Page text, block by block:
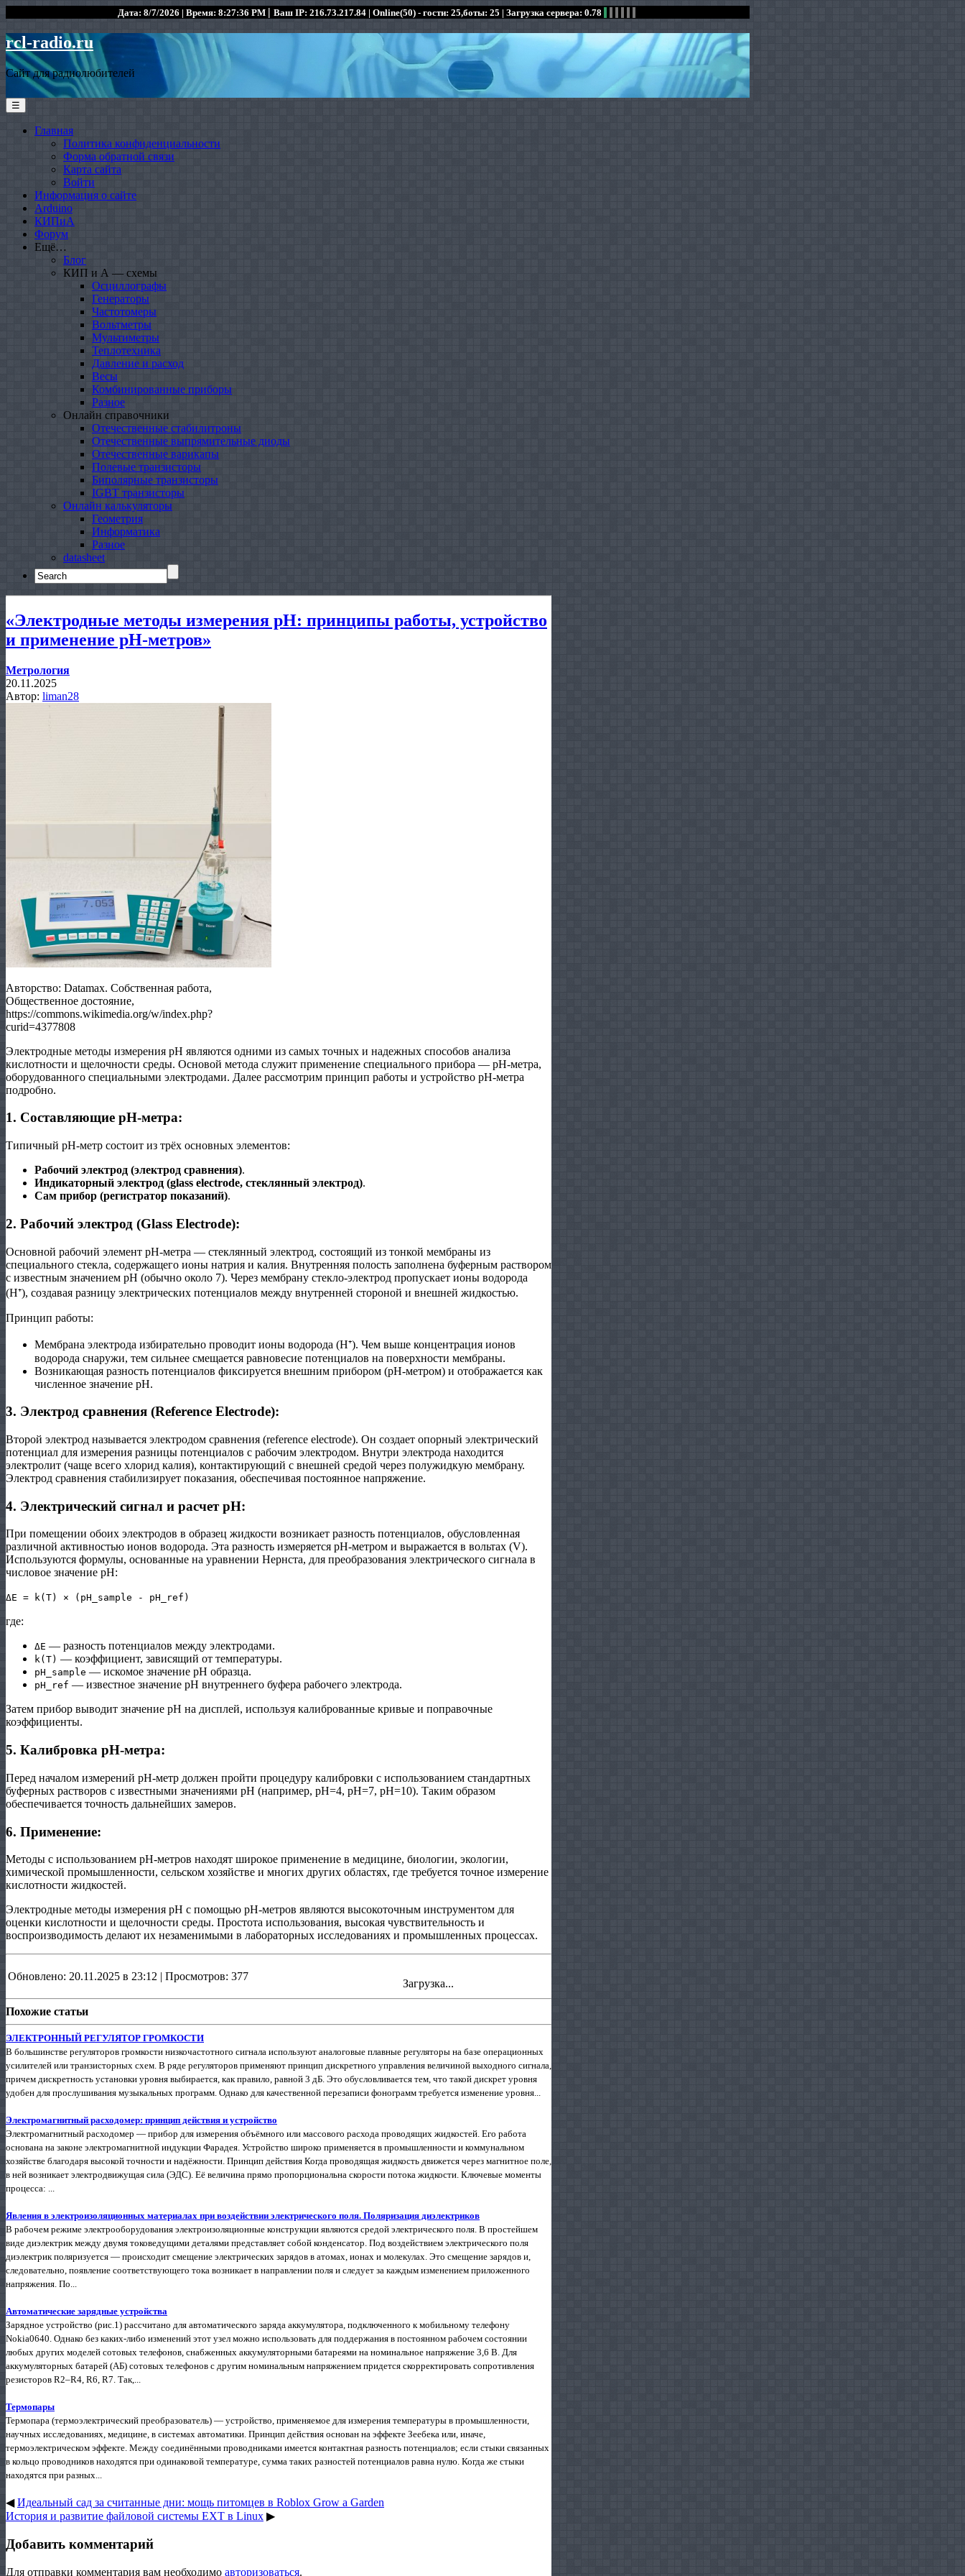
Дата: 8/7/2026 | Время: 8:27:36 PM | Ваш IP: 216.73.217.84 | Online(50) - гости: 25,боты: 25 | Загрузка сервера: 0.78
rcl-radio.ru
Сайт для радиолюбителей
☰
Главная
Политика конфиденциальности
Форма обратной связи
Карта сайта
Войти
Информация о сайте
Arduino
КИПиА
Форум
Ещё…
Блог
КИП и А — схемы
Осциллографы
Генераторы
Частотомеры
Вольтметры
Мультиметры
Теплотехника
Давление и расход
Весы
Комбинированные приборы
Разное
Онлайн справочники
Отечественные стабилитроны
Отечественные выпрямительные диоды
Отечественные варикапы
Полевые транзисторы
Биполярные транзисторы
IGBT транзисторы
Онлайн калькуляторы
Геометрия
Информатика
Разное
datasheet
Search
for:
«Электродные методы измерения pH: принципы работы, устройство
и применение pH-метров»
Метрология
20.11.2025
Автор: liman28
Авторство: Datamax. Собственная работа,
Общественное достояние,
https://commons.wikimedia.org/w/index.php?
curid=4377808
Электродные методы измерения pH являются одними из самых точных и надежных способов анализа
кислотности и щелочности среды. Основой метода служит применение специального прибора — pH-метра,
оборудованного специальными электродами. Далее рассмотрим принцип работы и устройство pH-метра
подробно.
1. Составляющие pH-метра:
Типичный pH-метр состоит из трёх основных элементов:
Рабочий электрод (электрод сравнения).
Индикаторный электрод (glass electrode, стеклянный электрод).
Сам прибор (регистратор показаний).
2. Рабочий электрод (Glass Electrode):
Основной рабочий элемент pH-метра — стеклянный электрод, состоящий из тонкой мембраны из
специального стекла, содержащего ионы натрия и калия. Внутренняя полость заполнена буферным раствором
с известным значением pH (обычно около 7). Через мембрану стекло-электрод пропускает ионы водорода
(H⁺), создавая разницу электрических потенциалов между внутренней стороной и внешней жидкостью.
Принцип работы:
Мембрана электрода избирательно проводит ионы водорода (H⁺). Чем выше концентрация ионов
водорода снаружи, тем сильнее смещается равновесие потенциалов на поверхности мембраны.
Возникающая разность потенциалов фиксируется внешним прибором (pH-метром) и отображается как
численное значение pH.
3. Электрод сравнения (Reference Electrode):
Второй электрод называется электродом сравнения (reference electrode). Он создает опорный электрический
потенциал для измерения разницы потенциалов с рабочим электродом. Внутри электрода находится
электролит (чаще всего хлорид калия), контактирующий с внешней средой через полужидкую мембрану.
Электрод сравнения стабилизирует показания, обеспечивая постоянное напряжение.
4. Электрический сигнал и расчет pH:
При помещении обоих электродов в образец жидкости возникает разность потенциалов, обусловленная
различной активностью ионов водорода. Эта разность измеряется pH-метром и выражается в вольтах (V).
Используются формулы, основанные на уравнении Нернста, для преобразования электрического сигнала в
числовое значение pH:
ΔE = k(T) × (pH_sample - pH_ref)
где:
ΔE — разность потенциалов между электродами.
k(T) — коэффициент, зависящий от температуры.
pH_sample — искомое значение pH образца.
pH_ref — известное значение pH внутреннего буфера рабочего электрода.
Затем прибор выводит значение pH на дисплей, используя калиброванные кривые и поправочные
коэффициенты.
5. Калибровка pH-метра:
Перед началом измерений pH-метр должен пройти процедуру калибровки с использованием стандартных
буферных растворов с известными значениями pH (например, pH=4, pH=7, pH=10). Таким образом
обеспечивается точность дальнейших замеров.
6. Применение:
Методы с использованием pH-метров находят широкое применение в медицине, биологии, экологии,
химической промышленности, сельском хозяйстве и многих других областях, где требуется точное измерение
кислотности жидкостей.
Электродные методы измерения pH с помощью pH-метров являются высокоточным инструментом для
оценки кислотности и щелочности среды. Простота использования, высокая чувствительность и
воспроизводимость делают их незаменимыми в лабораторных исследованиях и промышленных процессах.
Обновлено: 20.11.2025 в 23:12 | Просмотров: 377
Загрузка...
Похожие статьи
ЭЛЕКТРОННЫЙ РЕГУЛЯТОР ГРОМКОСТИ
В большинстве регуляторов громкости низкочастотного сигнала используют аналоговые плавные регуляторы на базе операционных
усилителей или транзисторных схем. В ряде регуляторов применяют прин­цип дискретного управления величиной выходного сигнала,
причем дискретность установки уровня выбирается, как правило, равной 3 дБ. Это обусловливается тем, что такой дискрет уровня
удобен для про­слушивания музыкальных программ. Однако для качественной пере­записи фонограмм требуется изменение уровня...
Электромагнитный расходомер: принцип действия и устройство
Электромагнитный расходомер — прибор для измерения объёмного или массового расхода проводящих жидкостей. Его работа
основана на законе электромагнитной индукции Фарадея. Устройство широко применяется в промышленности и коммунальном
хозяйстве благодаря высокой точности и надёжности. Принцип действия Когда проводящая жидкость движется через магнитное поле,
в ней возникает электродвижущая сила (ЭДС). Её величина прямо пропорциональна скорости потока жидкости. Ключевые моменты
процесса: ...
Явления в электроизоляционных материалах при воздействии электрического поля. Поляризация диэлектриков
В рабочем режиме электрооборудования электроизоляционные конструкции являются средой электрического поля. В простейшем
виде диэлектрик между двумя токоведущими деталями представляет собой конденсатор. Под воздействием электрического поля
диэлектрик поляризуется — происходит смещение электрических зарядов в атомах, ионах и молекулах. Это смещение зарядов и,
следовательно, появление соответствующего тока возникает в направлении поля и следует за каждым изменением приложенного
напряжения. По...
Автоматические зарядные устройства
Зарядное устройство (рис.1) рассчитано для автоматического заряда аккумулятора, подключенного к мобильному телефону
Nokia0640. Однако без каких-либо изменений этот узел можно использовать для поддержания в постоянном рабочем состоянии
любых других моделей сотовых телефонов, снабженных аккумуляторными батареями на номинальное напряжение 3,6 В. Для
аккумуляторных батарей (АБ) сотовых телефонов с другим номинальным напряжением придется скорректировать сопротивления
резисторов R2–R4, R6, R7. Так,...
Термопары
Термопара (термоэлектрический преобразователь) — устройство, применяемое для измерения температуры в промышленности,
научных исследованиях, медицине, в системах автоматики. Принцип действия основан на эффекте Зеебека или, иначе,
термоэлектрическом эффекте. Между соединёнными проводниками имеется контактная разность потенциалов; если стыки связанных
в кольцо проводников находятся при одинаковой температуре, сумма таких разностей потенциалов равна нулю. Когда же стыки
находятся при разных...
◀Идеальный сад за считанные дни: мощь питомцев в Roblox Grow a Garden
История и развитие файловой системы EXT в Linux ▶
Добавить комментарий
Для отправки комментария вам необходимо авторизоваться.